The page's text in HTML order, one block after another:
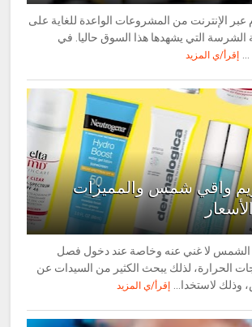
عبر الإنترنت من المشروعات الواعدة للغاية على
الشرسة التي يشهدها هذا السوق حاليا. في
إقرأ/ي المزيد
كريم واقي شمس والمميزات
الشمس لا غني عنه وخاصة عند دخول فصل
الحرارة، لذلك يبحث الكثير من السيدات عن
لاستخدا...
إقرأ/ي المزيد